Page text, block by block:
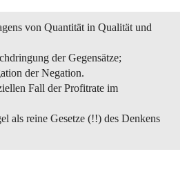
von Quantität in Qualität und
der Gegensätze;
der Negation.
Fall der Profitrate im
als reine Gesetze (!!) des Denkens